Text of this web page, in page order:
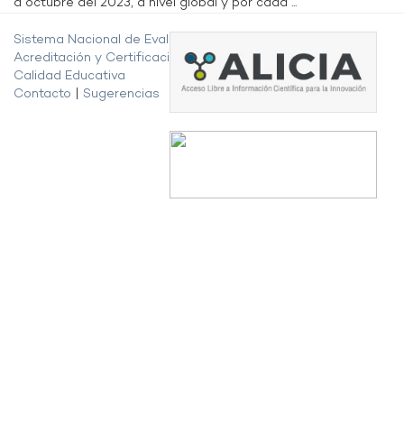
Sistema Nacional de Evaluación,
Acreditación y Certificación de la
Calidad Educativa
Contacto
Sugerencias